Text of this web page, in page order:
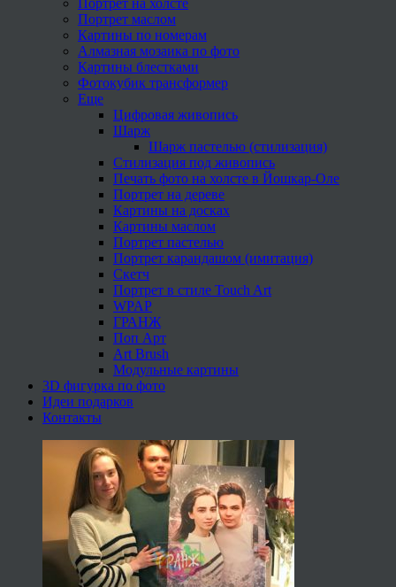
Портрет маслом
Картины по номерам
Алмазная мозаика по фото
Картины блестками
Фотокубик трансформер
Еще
Цифровая живопись
Шарж
Шарж пастелью (стилизация)
Стилизация под живопись
Печать фото на холсте в Йошкар-Оле
Портрет на дереве
Картины на досках
Картины маслом
Портрет пастелью
Портрет карандашом (имитация)
Скетч
Портрет в стиле Touch Art
WPAP
ГРАНЖ
Поп Арт
Art Brush
Модульные картины
3D фигурка по фото
Идеи подарков
Контакты